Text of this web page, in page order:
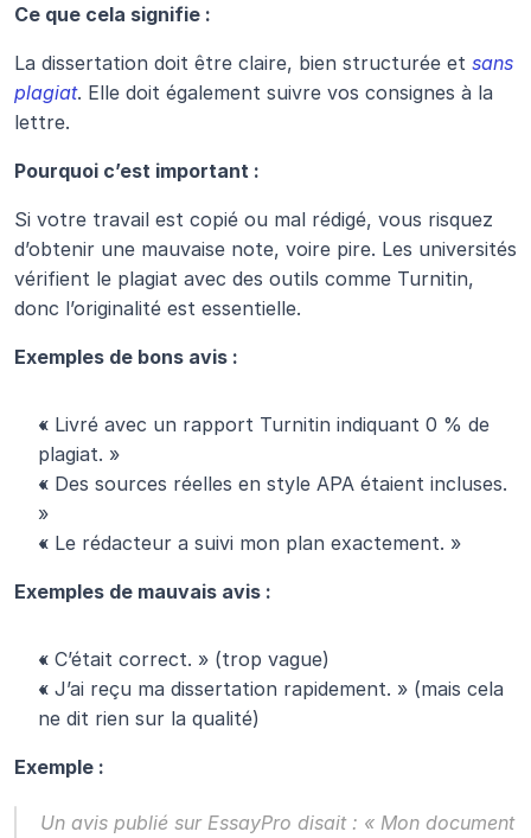
Ce que cela signifie :
La dissertation doit être claire, bien structurée et sans
plagiat. Elle doit également suivre vos consignes à la
lettre.
Pourquoi c’est important :
Si votre travail est copié ou mal rédigé, vous risquez
d’obtenir une mauvaise note, voire pire. Les universités
vérifient le plagiat avec des outils comme Turnitin,
donc l’originalité est essentielle.
Exemples de bons avis :
« Livré avec un rapport Turnitin indiquant 0 % de
plagiat. »
« Des sources réelles en style APA étaient incluses.
»
« Le rédacteur a suivi mon plan exactement. »
Exemples de mauvais avis :
« C’était correct. » (trop vague)
« J’ai reçu ma dissertation rapidement. » (mais cela
ne dit rien sur la qualité)
Exemple :
Un avis publié sur EssayPro disait : « Mon document